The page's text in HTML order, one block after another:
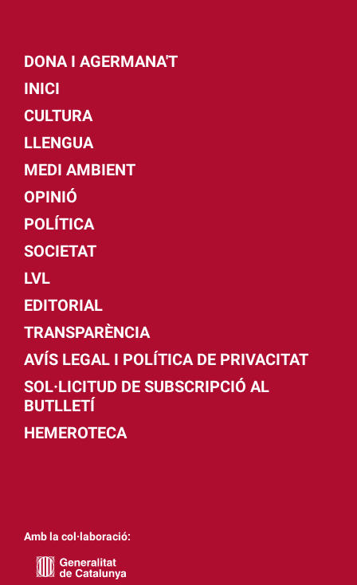
DONA I AGERMANA'T
INICI
CULTURA
LLENGUA
MEDI AMBIENT
OPINIÓ
POLÍTICA
SOCIETAT
LVL
EDITORIAL
TRANSPARÈNCIA
AVÍS LEGAL I POLÍTICA DE PRIVACITAT
SOL·LICITUD DE SUBSCRIPCIÓ AL
BUTLLETÍ
HEMEROTECA
Amb la col·laboració: